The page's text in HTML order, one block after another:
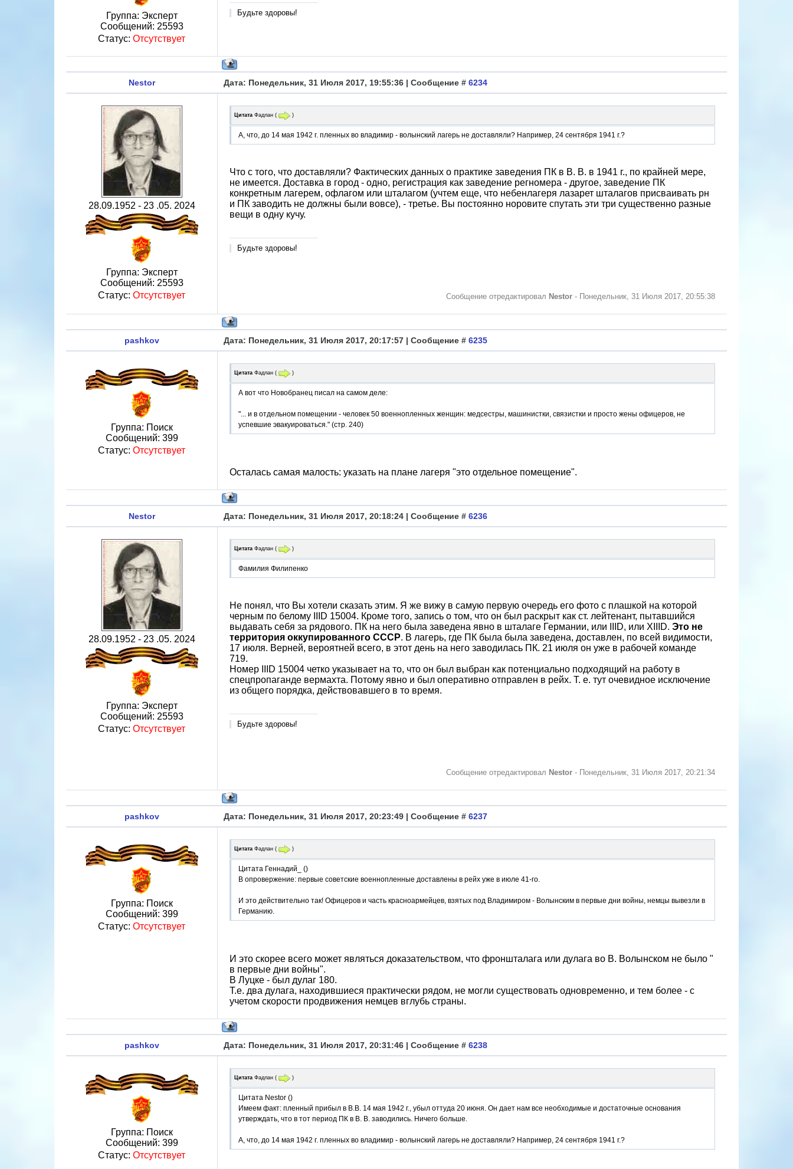
Группа: Эксперт
Сообщений: 25593
Статус: Отсутствует
Будьте здоровы!
Nestor Дата: Понедельник, 31 Июля 2017, 19:55:36 | Сообщение # 6234
28.09.1952 - 23 .05. 2024
Группа: Эксперт
Сообщений: 25593
Статус: Отсутствует
Цитата Фадлан ( )
А, что, до 14 мая 1942 г. пленных во владимир - волынский лагерь не доставляли? Например, 24 сентября 1941 г.?
Что с того, что доставляли? Фактических данных о практике заведения ПК в В. В. в 1941 г., по крайней мере,
не имеется. Доставка в город - одно, регистрация как заведение регномера - другое, заведение ПК
конкретным лагерем, офлагом или шталагом (учтем еще, что небенлагеря лазарет шталагов присваивать рн
и ПК заводить не должны были вовсе), - третье. Вы постоянно норовите спутать эти три существенно разные
вещи в одну кучу.
Будьте здоровы!
Сообщение отредактировал Nestor - Понедельник, 31 Июля 2017, 20:55:38
pashkov Дата: Понедельник, 31 Июля 2017, 20:17:57 | Сообщение # 6235
Группа: Поиск
Сообщений: 399
Статус: Отсутствует
Цитата Фадлан ( )
А вот что Новобранец писал на самом деле:
"... и в отдельном помещении - человек 50 военнопленных женщин: медсестры, машинистки, связистки и просто жены офицеров, не
успевшие эвакуироваться." (стр. 240)
Осталась самая малость: указать на плане лагеря "это отдельное помещение".
Nestor Дата: Понедельник, 31 Июля 2017, 20:18:24 | Сообщение # 6236
28.09.1952 - 23 .05. 2024
Группа: Эксперт
Сообщений: 25593
Статус: Отсутствует
Цитата Фадлан ( )
Фамилия Филипенко
Не понял, что Вы хотели сказать этим. Я же вижу в самую первую очередь его фото с плашкой на которой
черным по белому IIID 15004. Кроме того, запись о том, что он был раскрыт как ст. лейтенант, пытавшийся
выдавать себя за рядового. ПК на него была заведена явно в шталаге Германии, или IIID, или XIIID. Это не
территория оккупированного СССР. В лагерь, где ПК была была заведена, доставлен, по всей видимости,
17 июля. Верней, вероятней всего, в этот день на него заводилась ПК. 21 июля он уже в рабочей команде
719.
Номер IIID 15004 четко указывает на то, что он был выбран как потенциально подходящий на работу в
спецпропаганде вермахта. Потому явно и был оперативно отправлен в рейх. Т. е. тут очевидное исключение
из общего порядка, действовавшего в то время.
Будьте здоровы!
Сообщение отредактировал Nestor - Понедельник, 31 Июля 2017, 20:21:34
pashkov Дата: Понедельник, 31 Июля 2017, 20:23:49 | Сообщение # 6237
Группа: Поиск
Сообщений: 399
Статус: Отсутствует
Цитата Фадлан ( )
Цитата Геннадий_ ()
В опровержение: первые советские военнопленные доставлены в рейх уже в июле 41-го.
И это действительно так! Офицеров и часть красноармейцев, взятых под Владимиром - Волынским в первые дни войны, немцы вывезли в
Германию.
И это скорее всего может являться доказательством, что фроншталага или дулага во В. Волынском не было "
в первые дни войны".
В Луцке - был дулаг 180.
Т.е. два дулага, находившиеся практически рядом, не могли существовать одновременно, и тем более - с
учетом скорости продвижения немцев вглубь страны.
pashkov Дата: Понедельник, 31 Июля 2017, 20:31:46 | Сообщение # 6238
Группа: Поиск
Сообщений: 399
Статус: Отсутствует
Цитата Фадлан ( )
Цитата Nestor ()
Имеем факт: пленный прибыл в В.В. 14 мая 1942 г., убыл оттуда 20 июня. Он дает нам все необходимые и достаточные основания
утверждать, что в тот период ПК в В. В. заводились. Ничего больше.
А, что, до 14 мая 1942 г. пленных во владимир - волынский лагерь не доставляли? Например, 24 сентября 1941 г.?